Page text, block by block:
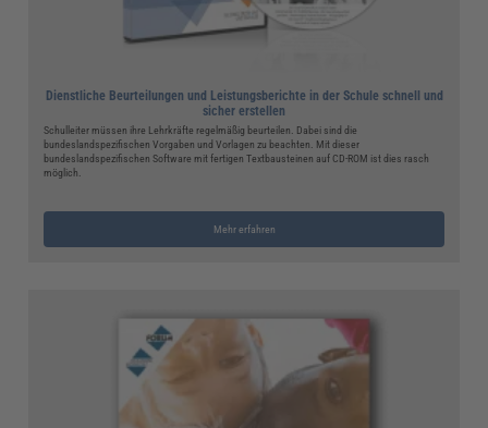
Dienstliche Beurteilungen und Leistungsberichte in der Schule schnell und
sicher erstellen
Schulleiter müssen ihre Lehrkräfte regelmäßig beurteilen. Dabei sind die
bundeslandspezifischen Vorgaben und Vorlagen zu beachten. Mit dieser
bundeslandspezifischen Software mit fertigen Textbausteinen auf CD-ROM ist dies rasch
möglich.
Mehr erfahren